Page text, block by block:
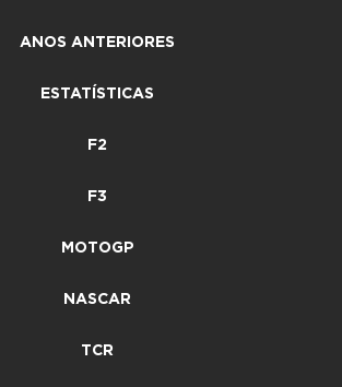
ANOS ANTERIORES
ESTATÍSTICAS
F2
F3
MOTOGP
NASCAR
TCR